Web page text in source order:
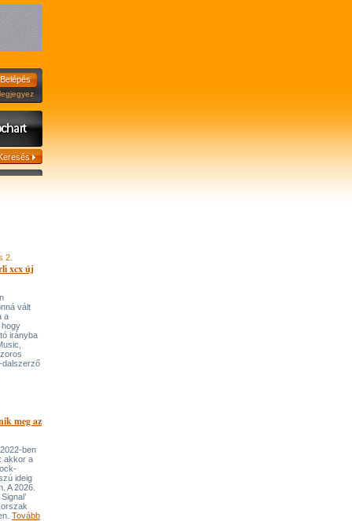
2.
xcx új
vált
a
hogy
irányba
dalszerző
meg az
ben
akkor a
ideig
A 2026.
Tovább